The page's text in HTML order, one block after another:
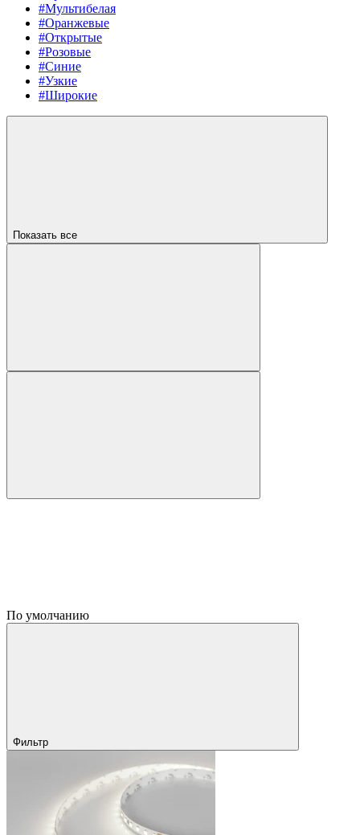
#Мультибелая
#Оранжевые
#Открытые
#Розовые
#Синие
#Узкие
#Широкие
Показать все
По умолчанию
Фильтр